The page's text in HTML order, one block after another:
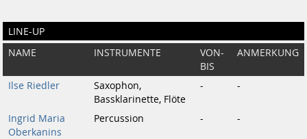
LINE-UP
NAME INSTRUMENTE
VON-
BIS
ANMERKUNG
Ilse Riedler
Saxophon,
Bassklarinette, Flöte
- -
Ingrid Maria
Oberkanins
Percussion - -